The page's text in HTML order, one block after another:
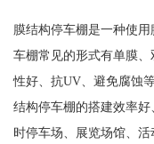
膜结构停车棚是一种使
车棚常见的形式有单膜
性好、抗UV、避免腐蚀
结构停车棚的搭建效率
时停车场、展览场馆、